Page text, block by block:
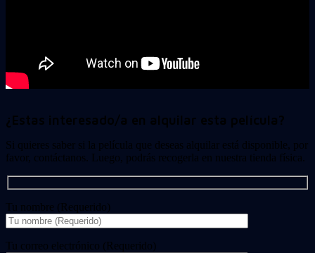
¿Estas interesado/a en alquilar esta película?
Si quieres saber si la película que deseas alquilar está disponible, por
favor, contáctanos. Luego, podrás recogerla en nuestra tienda física.
Tu nombre (Requerido)
Tu correo electrónico (Requerido)